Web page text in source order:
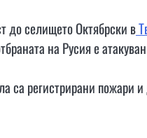
до селището Октябрски в
на Русия е
са регистрирани пожари